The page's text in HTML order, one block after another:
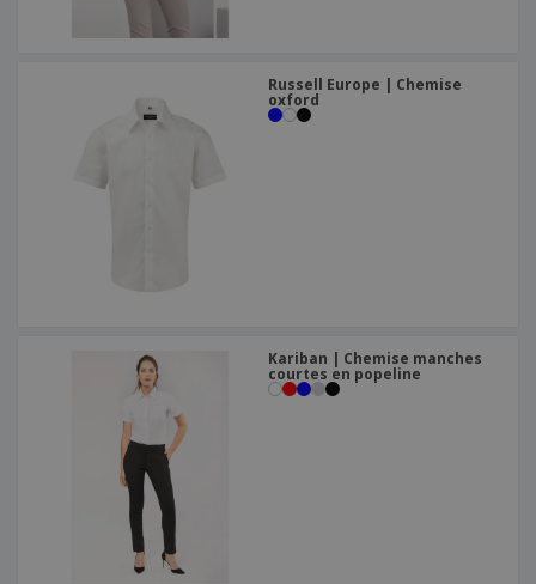
Russell Europe | Chemise
oxford
Kariban | Chemise manches
courtes en popeline